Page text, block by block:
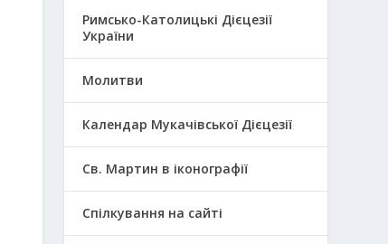
Римсько-Католицькі Дієцезії
України
Молитви
Календар Мукачівської Дієцезії
Св. Мартин в іконографії
Спілкування на сайті